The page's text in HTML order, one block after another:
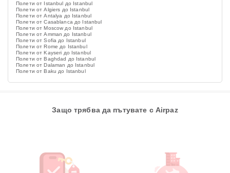
Полети от Istanbul до Istanbul
Полети от Algiers до Istanbul
Полети от Antalya до Istanbul
Полети от Casablanca до Istanbul
Полети от Moscow до Istanbul
Полети от Amman до Istanbul
Полети от Sofia до Istanbul
Полети от Rome до Istanbul
Полети от Kayseri до Istanbul
Полети от Baghdad до Istanbul
Полети от Dalaman до Istanbul
Полети от Baku до Istanbul
Защо трябва да пътувате с Airpaz